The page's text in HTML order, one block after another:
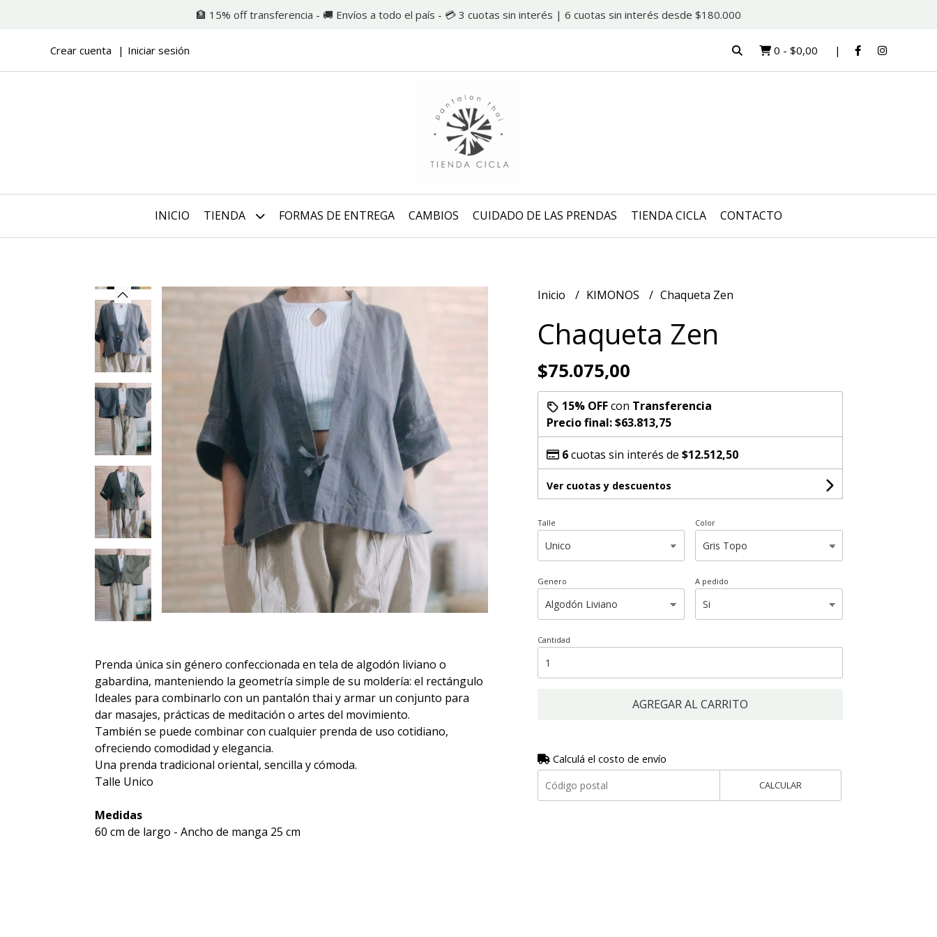
🏦 15% off transferencia - 🚚 Envíos a todo el país - 💳 3 cuotas sin interés | 6 cuotas sin interés desde $180.000
Crear cuenta Iniciar sesión 0 - $0,00
INICIO TIENDA FORMAS DE ENTREGA CAMBIOS CUIDADO DE LAS PRENDAS TIENDA CICLA CONTACTO
Prenda única sin género confeccionada en tela de algodón liviano o
gabardina, manteniendo la geometría simple de su moldería: el rectángulo
Ideales para combinarlo con un pantalón thai y armar un conjunto para
dar masajes, prácticas de meditación o artes del movimiento.
También se puede combinar con cualquier prenda de uso cotidiano,
ofreciendo comodidad y elegancia.
Una prenda tradicional oriental, sencilla y cómoda.
Talle Unico
Medidas
60 cm de largo - Ancho de manga 25 cm
Inicio KIMONOS Chaqueta Zen
Chaqueta Zen
$75.075,00
15% OFFcon Transferencia
Precio final:$63.813,75
6cuotas sin interés de $12.512,50
Ver cuotas y descuentos
Talle Color
Genero A pedido
Cantidad
AGREGAR AL CARRITO
Calculá el costo de envío
CALCULAR